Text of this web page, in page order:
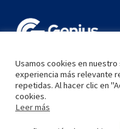
INICIO LA LIGA
Usamos cookies en
experiencia más relevante
repetidas. Al hacer clic en
cookies.
Leer más